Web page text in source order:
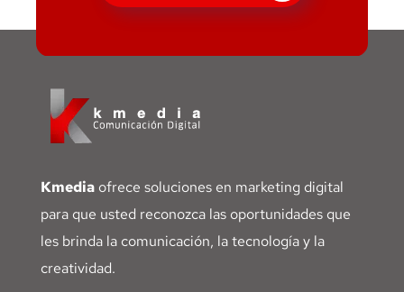
Kmedia ofrece soluciones en marketing digital
para que usted reconozca las oportunidades que
les brinda la comunicación, la tecnología y la
creatividad.